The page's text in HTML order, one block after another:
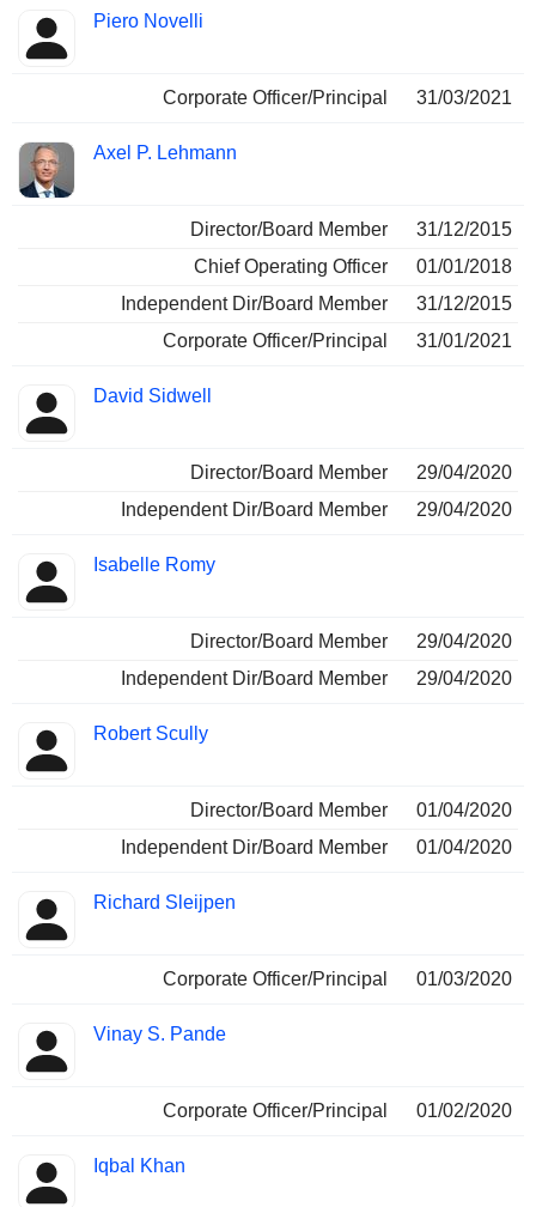
Piero Novelli
Corporate Officer/Principal 31/03/2021
Axel P. Lehmann
Director/Board Member
31/12/2015
Chief Operating Officer
01/01/2018
Independent Dir/Board Member
31/12/2015
Corporate Officer/Principal
31/01/2021
David Sidwell
Director/Board Member
29/04/2020
Independent Dir/Board Member
29/04/2020
Isabelle Romy
Director/Board Member
29/04/2020
Independent Dir/Board Member
29/04/2020
Robert Scully
Director/Board Member
01/04/2020
Independent Dir/Board Member
01/04/2020
Richard Sleijpen
Corporate Officer/Principal 01/03/2020
Vinay S. Pande
Corporate Officer/Principal 01/02/2020
Iqbal Khan